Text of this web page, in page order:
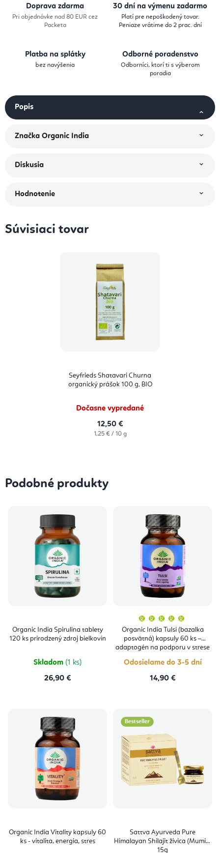
Doprava zdarma
Pri objednávke nad 80 EUR cez
Packeta
30 dní na výmenu zadarmo
Platí pre nepoškodený tovar.
Peniaze vrátime do 2 prac. dní
Platba na splátky
bez navýšenia
Odborné poradenstvo
Odborníci, ktorí ti s výberom
poradia
Popis
Značka Organic India
Diskusia
Hodnotenie
Súvisiaci tovar
Seyfrieds Shatavari Churna
organický prášok 100 g, BIO
Dočasne vypredané
12,50 €
Jednotková
1,25 € / 10 g
Podobné produkty
Organic India Spirulina tablety
120 ks prirodzený zdroj bielkovín
Skladom (1 ks)
26,90 €
Organic India Tulsi (bazalka
posvätná) kapsuly 60 ks –
adaptogén na podporu v strese
produktu
je
5,0
z
5
Odosielame do 3-5 dní
14,90 €
Organic India Vitality kapsuly 60
ks - vitalita, energia, stres
Bestseller
Sattva Ayurveda Pure
Himalayan Shilajit živica (Mumio)
15g